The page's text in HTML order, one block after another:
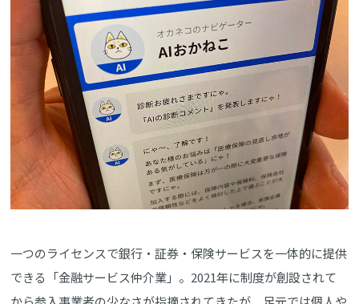
一つのライセンスで銀行・証券・保険サービスを一体的に提供
できる「金融サービス仲介業」。2021年に制度が創設されて